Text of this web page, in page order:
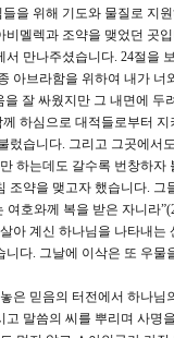
을 위해 기도와 물질로 지
멜렉과 조약을 맺었던 곳
만나주셨습니다. 24절을
아브라함을 위하여 내가 너
잘 싸웠지만 그 내면에 두
하심으로 대적들로부터
습니다. 그리고 그곳에서
하는데도 갈수록 번창하자
약을 맺고자 했습니다. 그
호와께 복을 받은 자니라
아 계신 하나님을 나타내는
다. 그날에 이삭은 또 우물
은 믿음의 터전에서 하나님
말씀의 씨를 뿌리며 사명